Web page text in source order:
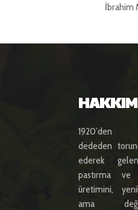
İbrahim
1920’den
dededen
ederek
pastırma ve
üretimini,
ama